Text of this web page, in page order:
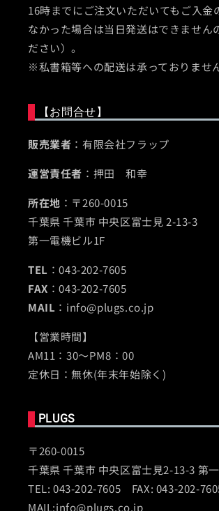
16時までにご注文いただいてもご入金
なかった場合は当日発送はできません
ださい）。
※私書箱等への配送は承っておりませ
【お問合せ】
販売業者 ：有限会社フラップ
運営責任者 ：押田 和幸
所在地 ：〒260-0015
千葉県 千葉市 中央区富士見 2-13-3
第一電機ビル1F
TEL ：043-202-7605
FAX ：043-202-7605
MAIL ：info@plugs.co.jp
【営業時間】
AM11：30～PM8：00
定休日：無休(年末年始除く)
PLUGS
〒260-0015
千葉県 千葉市 中央区富士見2-13-3 第
TEL: 043-202-7605 FAX: 043-202-
MAIL:info@plugs.co.jp